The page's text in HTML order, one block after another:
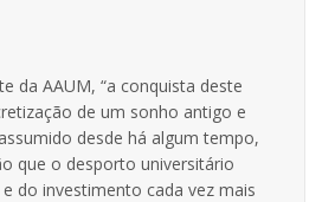
da AAUM, “a conquista deste
de um sonho antigo e
desde há algum tempo,
que o desporto universitário
do investimento cada vez mais